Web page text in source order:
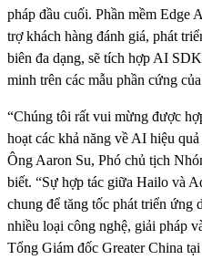
pháp đầu cuối. Phần mềm Edge
trợ khách hàng đánh giá, phát
biên đa dạng, sẽ tích hợp AI
minh trên các mẫu phần cứng
“Chúng tôi rất vui mừng được
hoạt các khả năng về AI hiệu
Ông Aaron Su, Phó chủ tịch
biết. “Sự hợp tác giữa Hailo và
chung để tăng tốc phát triển ứng
nhiều loại công nghệ, giải pháp
Tổng Giám đốc Greater China